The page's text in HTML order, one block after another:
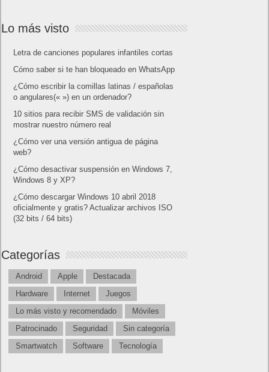
Lo más visto
Letra de canciones populares infantiles cortas
Cómo saber si te han bloqueado en WhatsApp
¿Cómo escribir la comillas latinas / españolas
o angulares(« ») en un ordenador?
10 sitios para recibir SMS de validación sin
mostrar nuestro número real
¿Cómo ver una versión antigua de página
web?
¿Cómo desactivar suspensión en Windows 7,
Windows 8 y XP?
¿Cómo descargar Windows 10 abril 2018
oficialmente y gratis? Actualizar archivos ISO
(32 bits / 64 bits)
Categorías
Android Apple
Destacada
Hardware
Internet
Juegos
Lo más visto y recomendado
Móviles
Patrocinado
Seguridad
Sin categoría
Smartwatch
Software Tecnología